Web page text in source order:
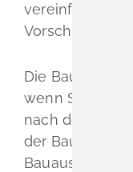
vereinfachten
Vorschriften in
Die
wenn Sie nicht
nach der
der
Bauausführung